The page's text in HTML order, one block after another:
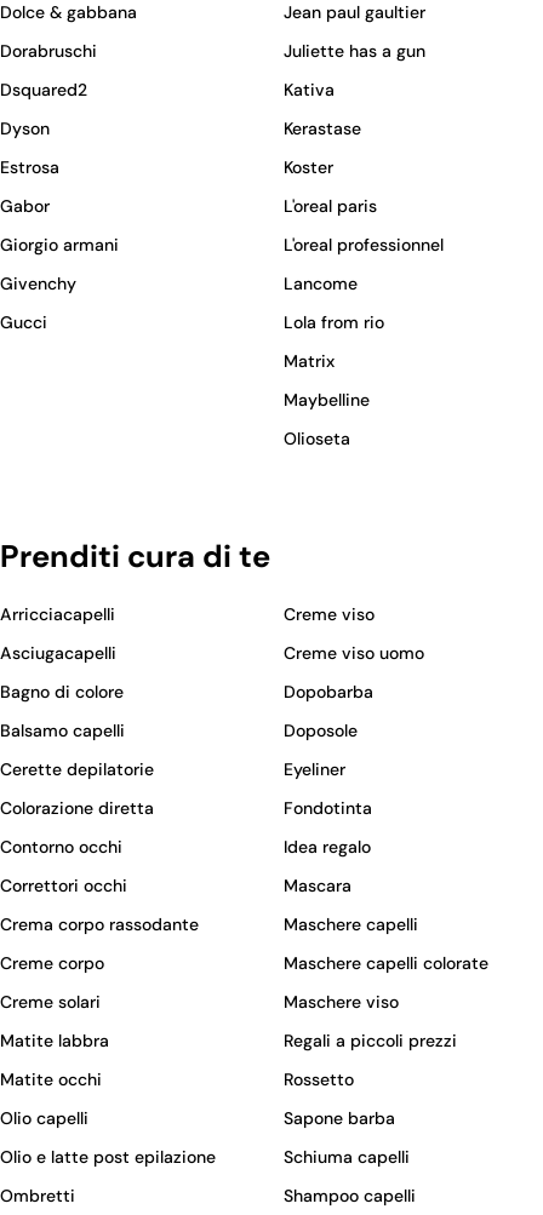
Dolce & gabbana
Dorabruschi
Dsquared2
Dyson
Estrosa
Gabor
Giorgio armani
Givenchy
Gucci
Jean paul gaultier
Juliette has a gun
Kativa
Kerastase
Koster
L'oreal paris
L'oreal professionnel
Lancome
Lola from rio
Matrix
Maybelline
Olioseta
Prenditi cura di te
Arricciacapelli
Asciugacapelli
Bagno di colore
Balsamo capelli
Cerette depilatorie
Colorazione diretta
Contorno occhi
Correttori occhi
Crema corpo rassodante
Creme corpo
Creme solari
Creme viso
Creme viso uomo
Dopobarba
Doposole
Eyeliner
Fondotinta
Idea regalo
Mascara
Maschere capelli
Maschere capelli colorate
Maschere viso
Matite labbra
Matite occhi
Olio capelli
Olio e latte post epilazione
Ombretti
Regali a piccoli prezzi
Rossetto
Sapone barba
Schiuma capelli
Shampoo capelli